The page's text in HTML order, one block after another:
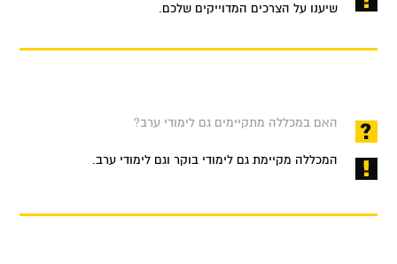
שיענו על הצרכים המדוייקים שלכם.
האם במכללה מתקיימים גם לימודי ערב?
המכללה מקיימת גם לימודי בוקר וגם לימודי ערב.